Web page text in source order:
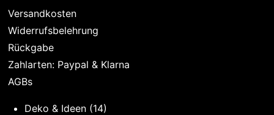
Versandkosten
Widerrufsbelehrung
Rückgabe
Zahlarten: Paypal & Klarna
AGBs
Deko & Ideen (14)